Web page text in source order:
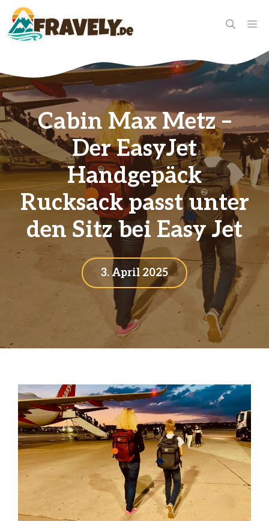
Zum
Inhalt
springen
Cabin Max Metz –
Der EasyJet
Handgepäck
Rucksack passt unter
den Sitz bei Easy Jet
3. April 2025